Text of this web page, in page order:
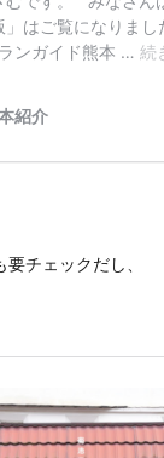
要チェックだし、